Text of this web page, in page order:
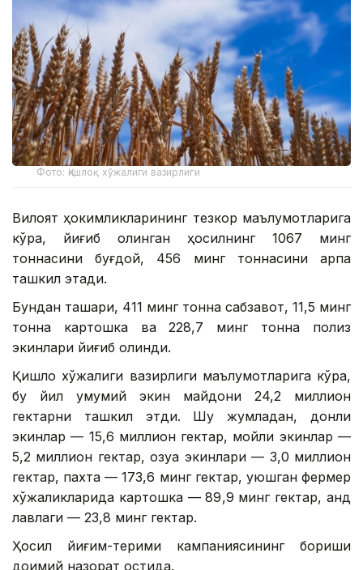
Фото: Қишлоқ хўжалиги вазирлиги
Вилоят ҳокимликларининг тезкор маълумотларига
кўра, йиғиб олинган ҳосилнинг 1067 минг
тоннасини буғдой, 456 минг тоннасини арпа
ташкил этади.
Бундан ташқари, 411 минг тонна сабзавот, 11,5 минг
тонна картошка ва 228,7 минг тонна полиз
экинлари йиғиб олинди.
Қишлоқ хўжалиги вазирлиги маълумотларига кўра,
бу йил умумий экин майдони 24,2 миллион
гектарни ташкил этди. Шу жумладан, донли
экинлар — 15,6 миллион гектар, мойли экинлар —
5,2 миллион гектар, озуқа экинлари — 3,0 миллион
гектар, пахта — 173,6 минг гектар, уюшган фермер
хўжаликларида картошка — 89,9 минг гектар, қанд
лавлаги — 23,8 минг гектар.
Ҳосил йиғим-терими кампаниясининг бориши
доимий назорат остида.